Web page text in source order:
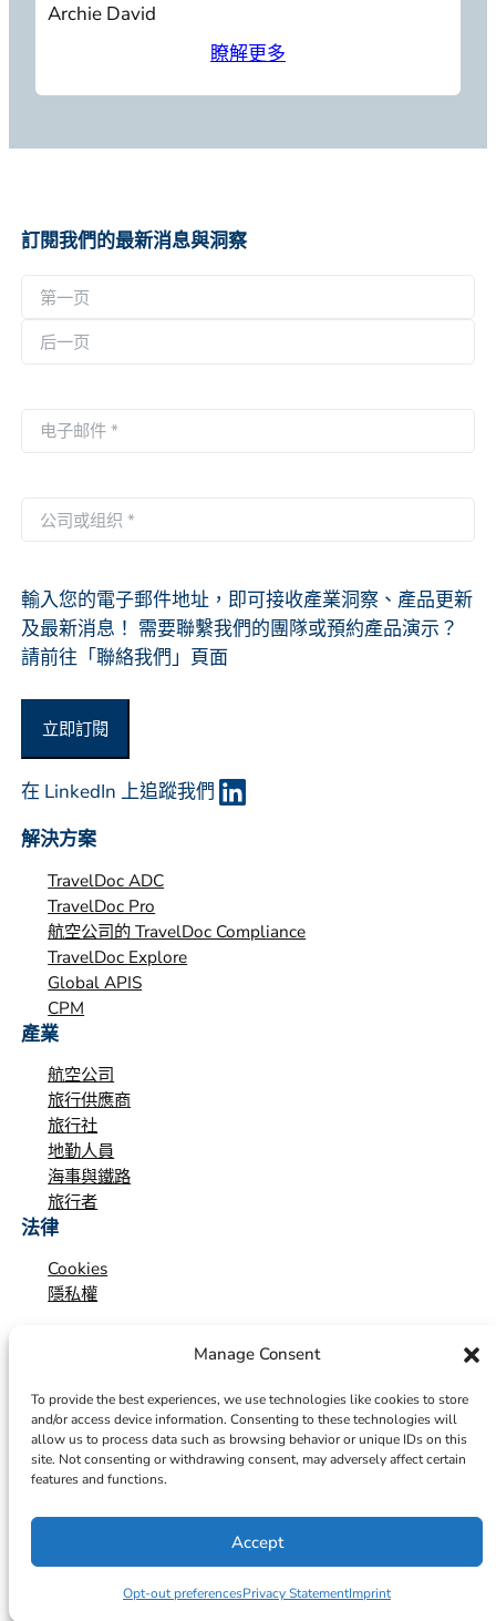
Manage Consent
To provide the best experiences, we use technologies like cookies to store
and/or access device information. Consenting to these technologies will
allow us to process data such as browsing behavior or unique IDs on this
site. Not consenting or withdrawing consent, may adversely affect certain
features and functions.
Accept
Opt-out preferencesPrivacy StatementImprint
Archie David
瞭解更多
訂閱我們的最新消息與洞察
称
一
一
子
件
*
司
组
织
*
輸入您的電子郵件地址，即可接收產業洞察、產品更新
及最新消息！ 需要聯繫我們的團隊或預約產品演示？
請前往「聯絡我們」頁面
立即訂閱
在 LinkedIn 上追蹤我們
解決方案
TravelDoc ADC
TravelDoc Pro
航空公司的 TravelDoc Compliance
TravelDoc Explore
Global APIS
CPM
產業
航空公司
旅行供應商
旅行社
地勤人員
海事與鐵路
旅行者
法律
Cookies
隱私權